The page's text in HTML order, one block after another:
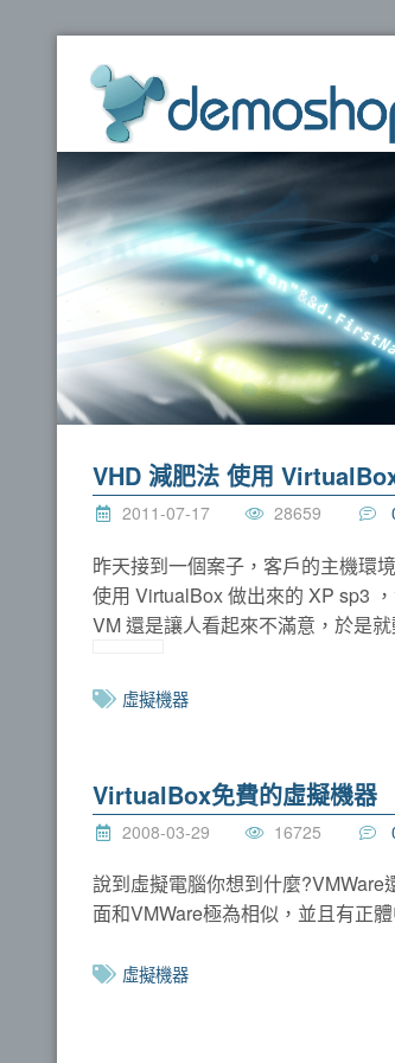
VHD 減肥法 使用
2011-07-17 28659
昨天接到一個案子，客戶的主機環
使用 VirtualBox 做出來的 XP sp3
VM 還是讓人看起來不滿意，於是
虛擬機器
VirtualBox免費的虛擬機器
2008-03-29 16725
說到虛擬電腦你想到什麼
面和VMWare極為相似，並且有正
虛擬機器